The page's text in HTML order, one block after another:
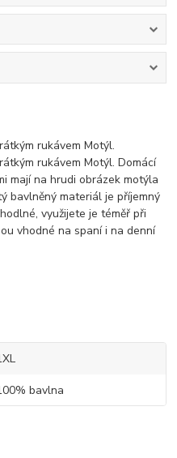
rukávem Motýl.
rukávem Motýl. Domácí
mají na hrudi obrázek motýla
bavlněný materiál je příjemný
využijete je téměř při
vhodné na spaní i na denní
bavlna